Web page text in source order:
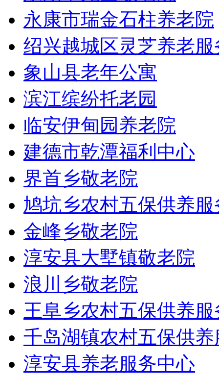
永康市瑞金石柱养老院
绍兴越城区灵芝养老
象山县老年公寓
滨江缤纷托老园
临安伊甸园养老院
建德市乾潭福利中心
界首乡敬老院
鸠坑乡农村五保供养
金峰乡敬老院
淳安县大墅镇敬老院
浪川乡敬老院
王阜乡农村五保供养
千岛湖镇农村五保供
淳安县养老服务中心